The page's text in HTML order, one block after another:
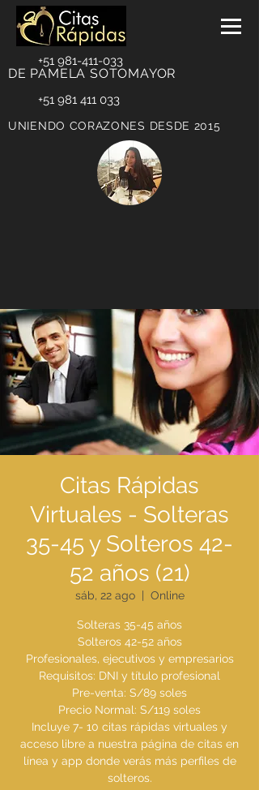
+51 981-411-033
DE PAMELA SOTOMAYOR
+51 981 411 033
UNIENDO CORAZONES DESDE 2015
Citas Rápidas
Virtuales - Solteras
35-45 y Solteros 42-
52 años (21)
sáb, 22 ago
  |
Online
Solteras 35-45 años
Solteros 42-52 años
Profesionales, ejecutivos y empresarios
Requisitos: DNI y título profesional
Pre-venta: S/89 soles
Precio Normal: S/119 soles
Incluye 7- 10 citas rápidas virtuales y
acceso libre a nuestra página de citas en
línea y app donde verás más perfiles de
solteros.